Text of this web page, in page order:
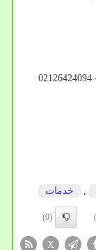
خدمات
(0)
X